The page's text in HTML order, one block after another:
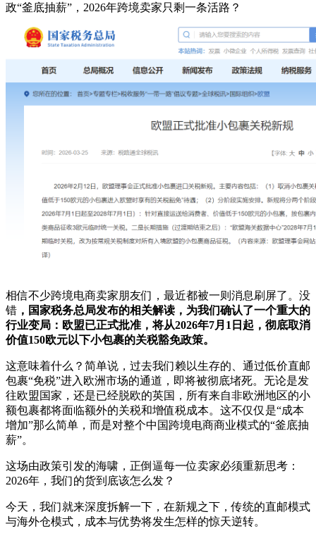
政“釜底抽薪”，2026年跨境卖家只剩一条活路？
相信不少跨境电商卖家朋友们，最近都被一则消息刷屏了。没
错 ，国家税务总局发布的相关解读，为我们确认了一个重大的
行业变局：欧盟已正式批准，将从2026年7月1日起，彻底取消
价值150欧元以下小包裹的关税豁免政策。
这意味着什么？简单说，过去我们赖以生存的、通过低价直邮
包裹“免税”进入欧洲市场的通道，即将被彻底堵死。无论是发
往欧盟国家，还是已经脱欧的英国，所有来自非欧洲地区的小
额包裹都将面临额外的关税和增值税成本。这不仅仅是“成本
增加”那么简单，而是对整个中国跨境电商商业模式的“釜底抽
薪”。
这场由政策引发的海啸，正倒逼每一位卖家必须重新思考：
2026年，我们的货到底该怎么发？
今天，我们就来深度拆解一下，在新规之下，传统的直邮模式
与海外仓模式，成本与优势将发生怎样的惊天逆转。